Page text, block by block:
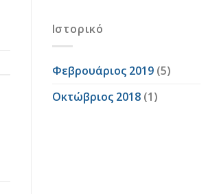
Ιστορικό
Φεβρουάριος 2019(5)
Οκτώβριος 2018(1)